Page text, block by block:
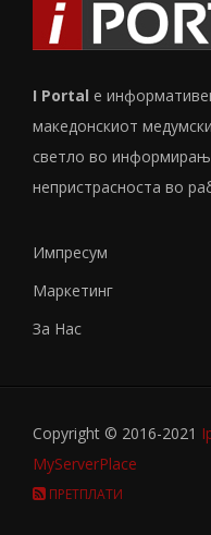
I Portal е
македонскиот
светло во
непристрасноста во
Импресум
Маркетинг
За Нас
Copyright © 2016-2021
MyServerPlace
ПРЕТПЛАТИ